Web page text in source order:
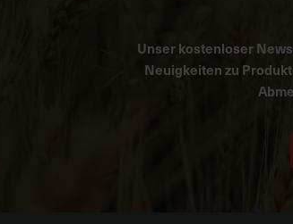
Unser kostenloser
Neuigkeiten zu